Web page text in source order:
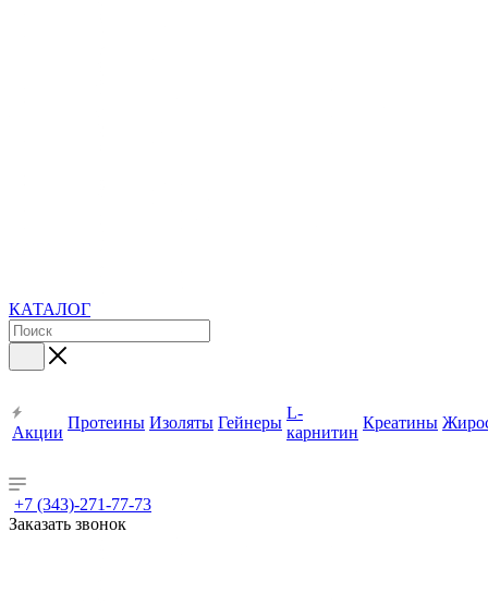
КАТАЛОГ
Акции
Протеины Изоляты Гейнеры
L-
карнитин
Креатины
+7 (343)-271-77-73
Заказать звонок